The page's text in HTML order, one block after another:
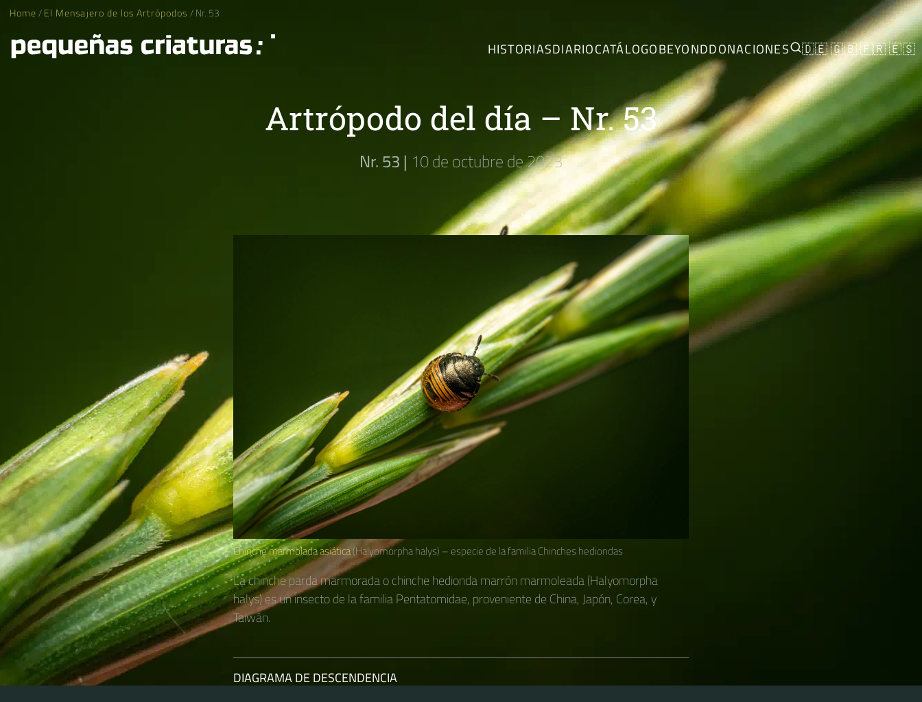
Home/El Mensajero de los Artrópodos / Nr. 53
HISTORIASDIARIOCATÁLOGOBEYONDDONACIONES 🇩🇪🇬🇧🇫🇷🇪🇸
Artrópodo del día – Nr. 53
Nr. 53 | 10 de octubre de 2023
Chinche marmolada asiática(Halyomorpha halys) – especie de la familia Chinches hediondas
La chinche parda marmorada o chinche hedionda marrón marmoleada (Halyomorpha
halys)​ es un insecto de la familia Pentatomidae, proveniente de China, Japón, Corea, y
Taiwán.​
DIAGRAMA DE DESCENDENCIA